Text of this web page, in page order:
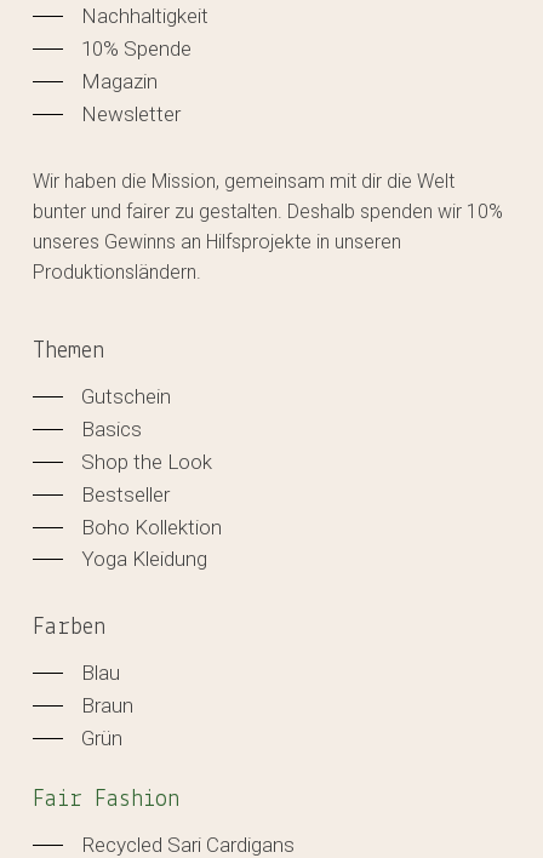
Nachhaltigkeit
10% Spende
Magazin
Newsletter
Wir haben die Mission, gemeinsam mit dir die Welt
bunter und fairer zu gestalten. Deshalb spenden wir 10%
unseres Gewinns an Hilfsprojekte in unseren
Produktionsländern.
Themen
Gutschein
Basics
Shop the Look
Bestseller
Boho Kollektion
Yoga Kleidung
Farben
Blau
Braun
Grün
Fair Fashion
Recycled Sari Cardigans